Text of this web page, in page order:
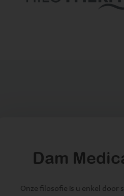
Dam
Onze filosofie is u enkel door